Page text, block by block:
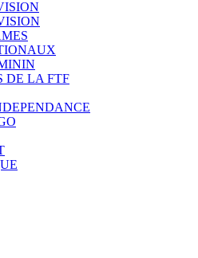
DE LA FTF